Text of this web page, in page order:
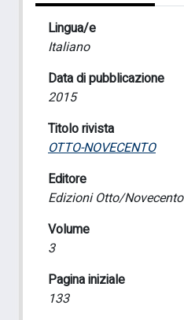
Lingua/e
Italiano
Data di pubblicazione
2015
Titolo rivista
OTTO-NOVECENTO
Editore
Edizioni Otto/Novecento
Volume
3
Pagina iniziale
133